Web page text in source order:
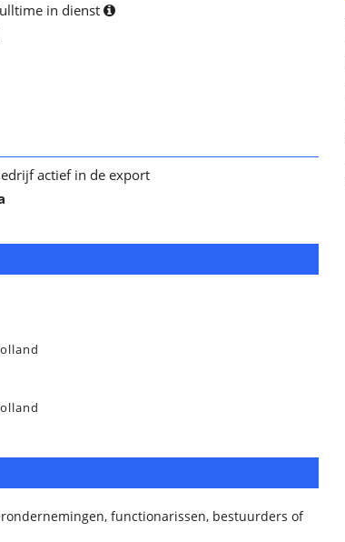
in dienst
actief in de export
functionarissen, bestuurders of